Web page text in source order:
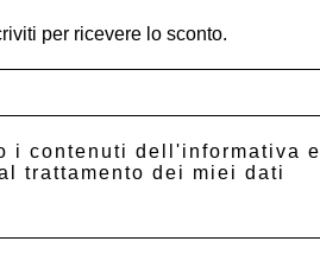
per ricevere lo sconto.
i contenuti dell'informativa e
trattamento dei miei dati